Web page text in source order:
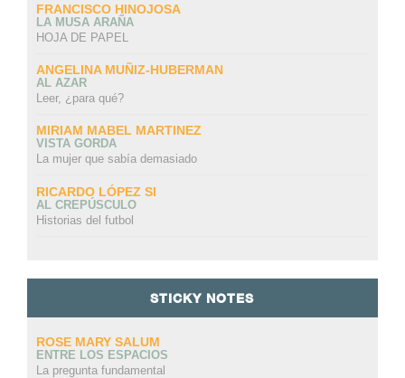
FRANCISCO HINOJOSA
LA MUSA ARAÑA
HOJA DE PAPEL
ANGELINA MUÑIZ-HUBERMAN
AL AZAR
Leer, ¿para qué?
MIRIAM MABEL MARTINEZ
VISTA GORDA
La mujer que sabía demasiado
RICARDO LÓPEZ SI
AL CREPÚSCULO
Historias del futbol
STICKY NOTES
ROSE MARY SALUM
ENTRE LOS ESPACIOS
La pregunta fundamental